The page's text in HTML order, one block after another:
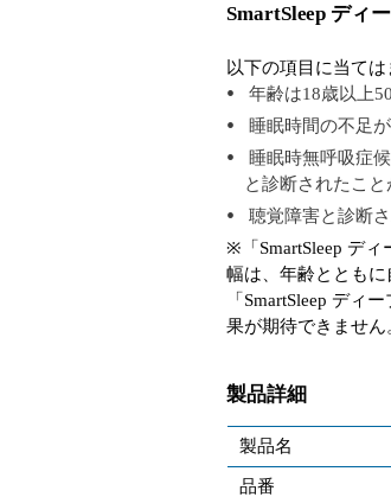
SmartSleep ディ
以下の項目に当て
年齢は18歳以上
睡眠時間の不足
睡眠時無呼吸症
と診断されたこと
聴覚障害と診断
※「SmartSleep デ
幅は、年齢とともに
「SmartSleep ディ
果が期待できません
製品詳細
製品名
品番